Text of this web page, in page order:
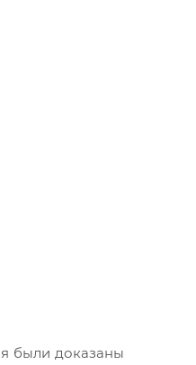
были доказаны